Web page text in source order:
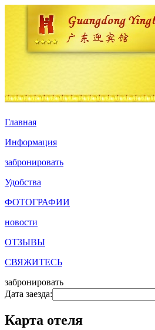
Главная
Информация
забронировать
Удобства
ФОТОГРАФИИ
новости
ОТЗЫВЫ
СВЯЖИТЕСЬ
забронировать
Дата заезда:
Карта отеля